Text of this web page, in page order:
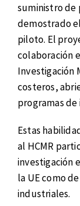
suministro de
demostrado
piloto. El
colaboración
Investigación
costeros,
programas de
Estas
al HCMR
investigación
la UE como
industriales.